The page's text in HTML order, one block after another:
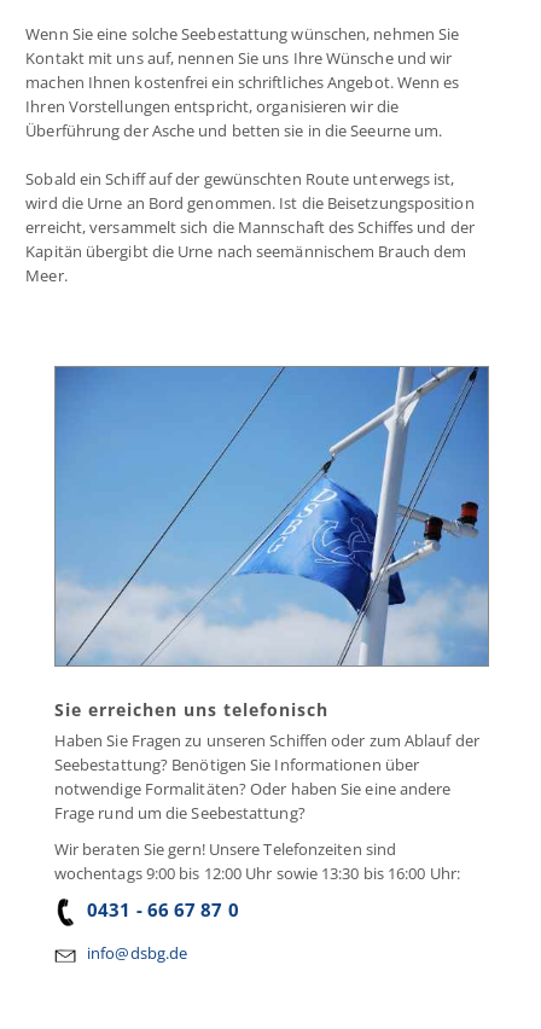
Wenn Sie eine solche Seebestattung wünschen, nehmen Sie
Kontakt mit uns auf, nennen Sie uns Ihre Wünsche und wir
machen Ihnen kostenfrei ein schriftliches Angebot. Wenn es
Ihren Vorstellungen entspricht, organisieren wir die
Überführung der Asche und betten sie in die Seeurne um.
Sobald ein Schiff auf der gewünschten Route unterwegs ist,
wird die Urne an Bord genommen. Ist die Beisetzungsposition
erreicht, versammelt sich die Mannschaft des Schiffes und der
Kapitän übergibt die Urne nach seemännischem Brauch dem
Meer.
Sie erreichen uns telefonisch
Haben Sie Fragen zu unseren Schiffen oder zum Ablauf der
Seebestattung? Benötigen Sie Informationen über
notwendige Formalitäten? Oder haben Sie eine andere
Frage rund um die Seebestattung?
Wir beraten Sie gern! Unsere Telefonzeiten sind
wochentags 9:00 bis 12:00 Uhr sowie 13:30 bis 16:00 Uhr:
0431 - 66 67 87 0
info@dsbg.de